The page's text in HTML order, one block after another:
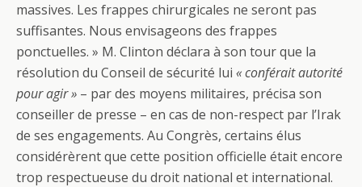
massives. Les frappes chirurgicales ne seront pas
suffisantes. Nous envisageons des frappes
ponctuelles. » M. Clinton déclara à son tour que la
résolution du Conseil de sécurité lui « conférait autorité
pour agir » – par des moyens militaires, précisa son
conseiller de presse – en cas de non-respect par l’Irak
de ses engagements. Au Congrès, certains élus
considérèrent que cette position officielle était encore
trop respectueuse du droit national et international.